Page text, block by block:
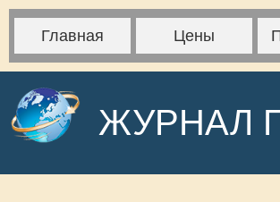
Главная Цены
ЖУРНАЛ